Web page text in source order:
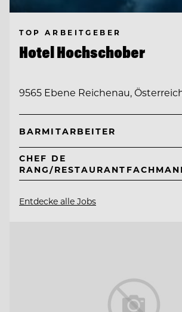
TOP ARBEITGEBER
Hotel Hochschober
9565 Ebene Reichenau,
BARMITARBEITER
CHEF DE
RANG/
Entdecke alle Jobs